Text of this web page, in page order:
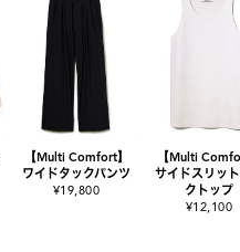
【Multi Comfort】
ワイドタックパンツ
¥19,800
【Multi
サイドスリッ
クトップ
¥12,100